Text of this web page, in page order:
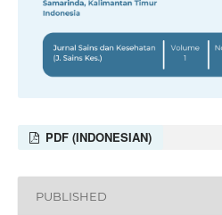
PDF (INDONESIAN)
PUBLISHED